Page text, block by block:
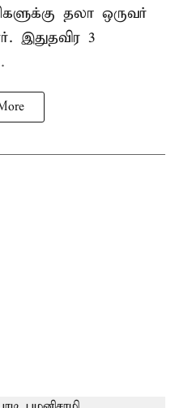
தலா ஒருவர்
இதுதவிர 3